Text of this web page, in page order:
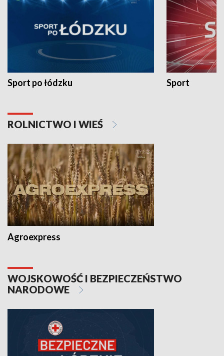
Sport po łódzku Sport
ROLNICTWO I WIEŚ
Agroexpress
WOJSKOWOŚĆ I BEZPIECZEŃSTWO
NARODOWE